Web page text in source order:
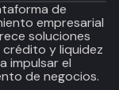
de
empresarial
soluciones
crédito y liquidez
impulsar el
de negocios.